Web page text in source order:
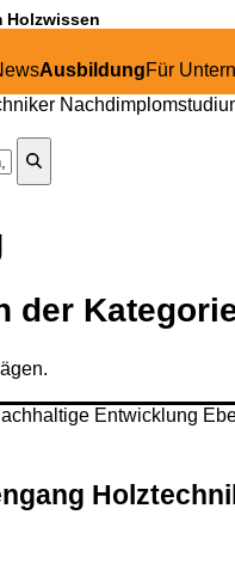
AusbildungFür
der